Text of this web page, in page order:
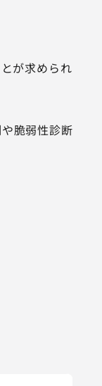
が求められ
脆弱性診断